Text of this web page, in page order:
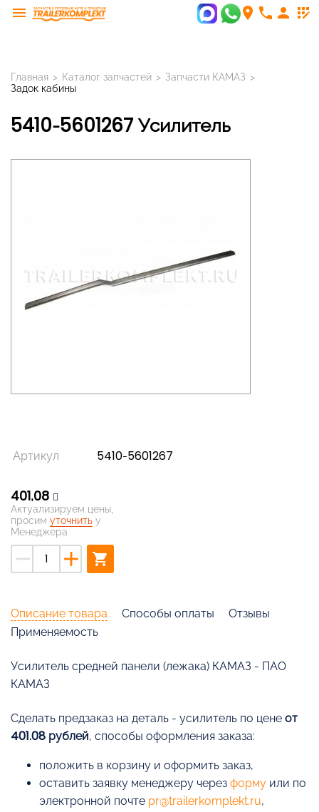
menu room phone person app_registration
Главная > Каталог запчастей > Запчасти КАМАЗ >
Задок кабины
5410-5601267 Усилитель
Артикул 5410-5601267
401,08
Актуализируем цены,
просим уточнить у
Менеджера
remove add shopping_cart
Описание товара Способы оплаты
Отзывы
Применяемость
Усилитель средней панели (лежака) КАМАЗ - ПАО
КАМАЗ
Cделать предзаказ на деталь - усилитель по цене от
401.08 рублей, способы оформления заказа:
положить в корзину и оформить заказ,
оставить заявку менеджеру через форму или по
электронной почте pr@trailerkomplekt.ru,